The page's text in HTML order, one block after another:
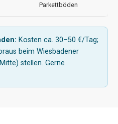
Parkettböden
Kosten ca. 30–50 €/Tag;
beim Wiesbadener
stellen. Gerne